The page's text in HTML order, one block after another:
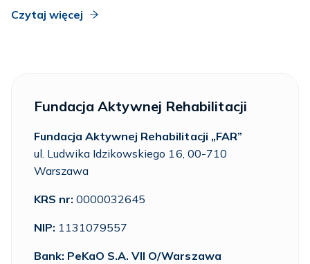
Czytaj więcej
Fundacja Aktywnej Rehabilitacji
Fundacja Aktywnej Rehabilitacji „FAR”
ul. Ludwika Idzikowskiego 16, 00-710
Warszawa
KRS nr: 0000032645
NIP: 1131079557
Bank: PeKaO S.A. VII O/Warszawa